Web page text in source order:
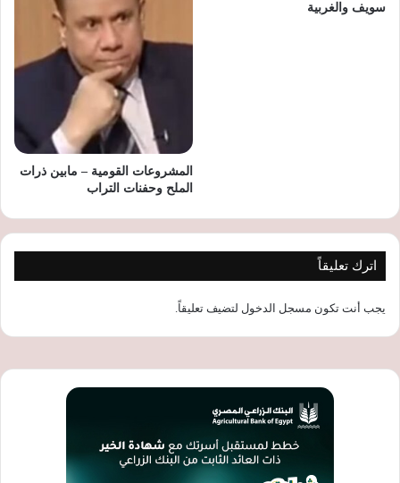
سويف والغربية
المشروعات القومية – مابين ذرات
الملح وحفنات التراب
اترك تعليقاً
يجب أنت تكون مسجل الدخول لتضيف تعليقاً.